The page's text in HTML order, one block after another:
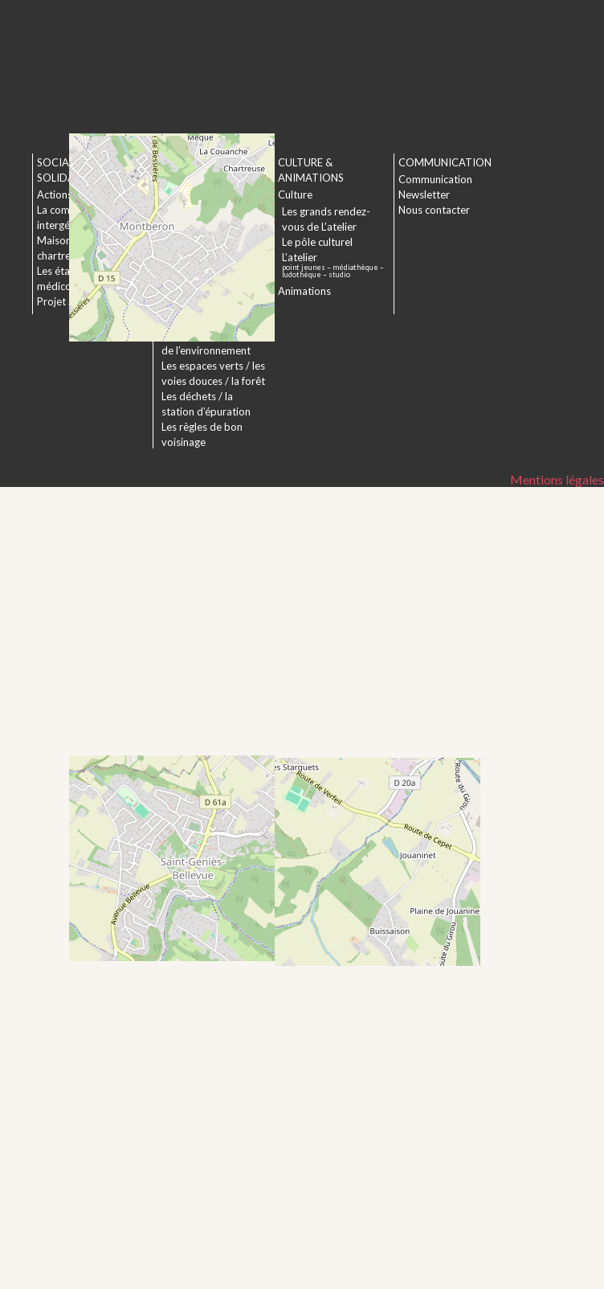
SOCIAL &
SOLIDARITÉ
Actions municipales
La commission
intergénérationnelle
Maison de retraite La
chartreuse
Les établissements
médico-sociaux
Projet Se Canto
URBANISME &
ENVIRONNEMENT
Urbanisme
Le service urbanisme
Déposer un dossier
Le droit applicable à
Pechbonnieu
Déploiement de la
fibre optique
Environnement
La Charte
Les actions en faveur
de l’environnement
Les espaces verts / les
voies douces / la forêt
Les déchets / la
station d’épuration
Les règles de bon
voisinage
CULTURE &
ANIMATIONS
Culture
Les grands rendez-
vous de L’atelier
Le pôle culturel
L’atelier
point jeunes – médiathèque –
ludothèque – studio
Animations
COMMUNICATION
Communication
Newsletter
Nous contacter
Mentions légales